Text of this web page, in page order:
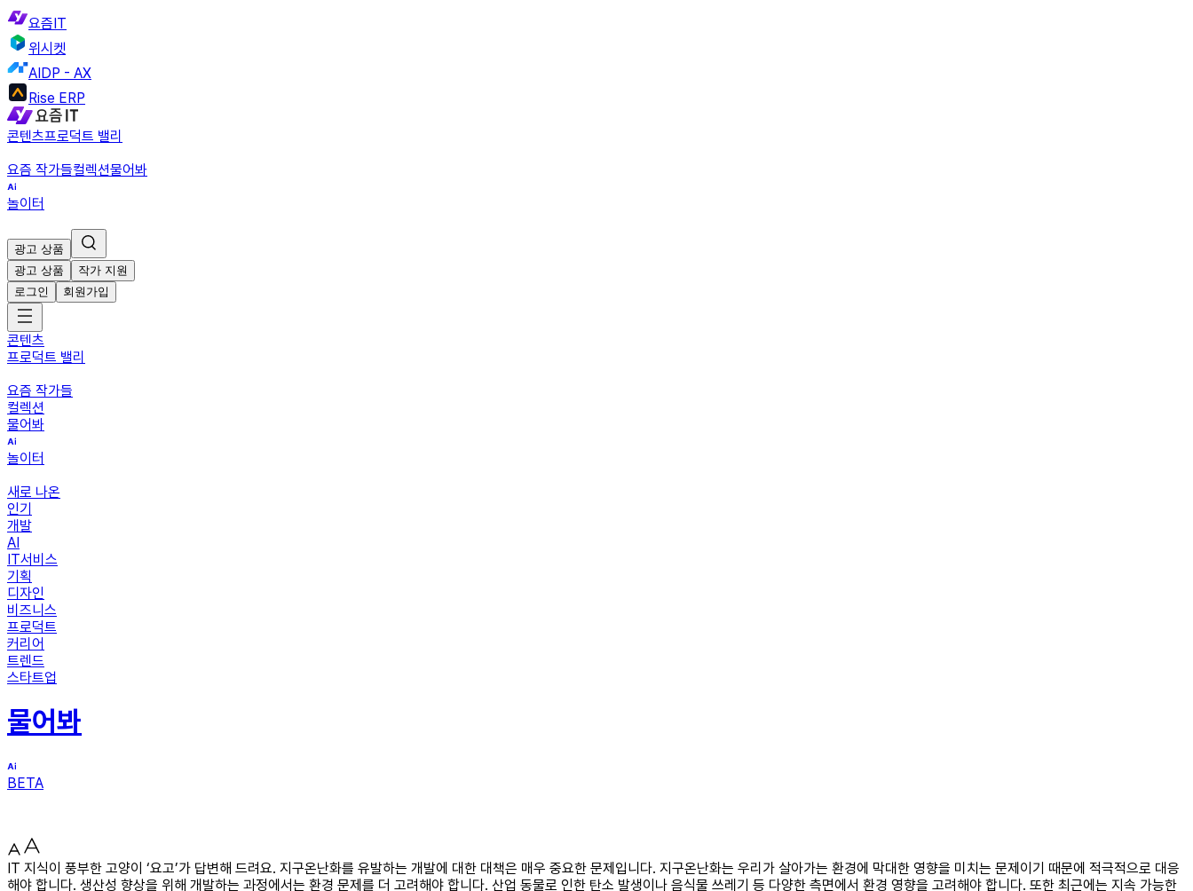
요즘IT
위시켓
AIDP - AX
Rise ERP
콘텐츠프로덕트 밸리
요즘 작가들컬렉션물어봐
놀이터
광고 상품
광고 상품
작가 지원
로그인
회원가입
콘텐츠
프로덕트 밸리
요즘 작가들
컬렉션
물어봐
놀이터
새로 나온
인기
개발
AI
IT서비스
기획
디자인
비즈니스
프로덕트
커리어
트렌드
스타트업
물어봐
BETA
IT 지식이 풍부한 고양이 ‘요고’가 답변해 드려요. 지구온난화를 유발하는 개발에 대한 대책은 매우 중요한 문제입니다. 지구온난화는 우리가 살아가는 환경에 막대한 영향을 미치는 문제이기 때문에 적극적으로 대응
해야 합니다. 생산성 향상을 위해 개발하는 과정에서는 환경 문제를 더 고려해야 합니다. 산업 동물로 인한 탄소 발생이나 음식물 쓰레기 등 다양한 측면에서 환경 영향을 고려해야 합니다. 또한 최근에는 지속 가능한